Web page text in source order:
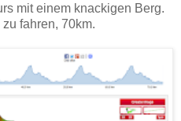
mit einem knackigen Berg.
fahren, 70km.